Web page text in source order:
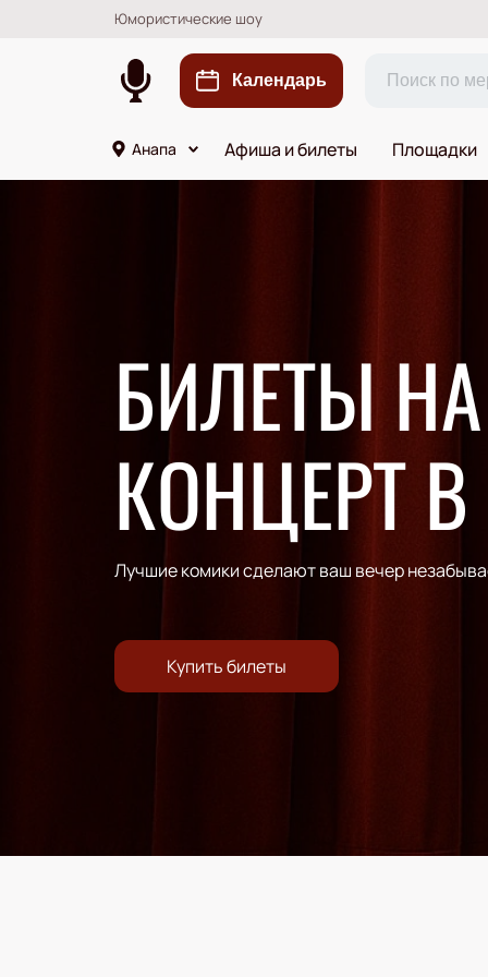
Юмористические шоу
Календарь
Анапа Афиша и билеты Площадки
БИЛЕТЫ
КОНЦЕРТ
Лучшие комики сделают ваш вечер
Купить билеты